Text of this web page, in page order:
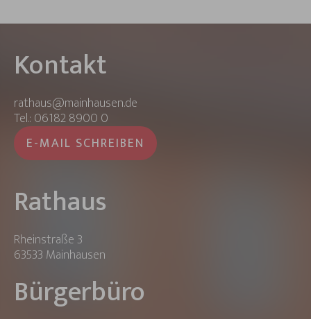
Kontakt
rathaus@mainhausen.de
Tel.: 06182 8900 0
E-MAIL SCHREIBEN
Rathaus
Rheinstraße 3
63533 Mainhausen
Bürgerbüro